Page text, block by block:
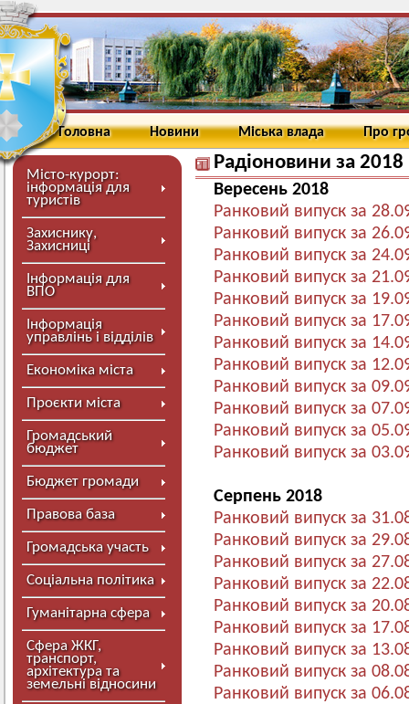
Головна Новини Міська влада Про
Місто-курорт:
інформація для
туристів
Захиснику,
Захисниці
Інформація для
ВПО
Інформація
управлінь і відділів
Економіка міста
Проєкти міста
Громадський
бюджет
Бюджет громади
Правова база
Громадська участь
Соціальна політика
Гуманітарна сфера
Сфера ЖКГ,
транспорт,
архітектура та
земельні відносини
Радіоновини за 2018
Вересень 2018
Ранковий випуск за
Ранковий випуск за
Ранковий випуск за
Ранковий випуск за
Ранковий випуск за
Ранковий випуск за
Ранковий випуск за
Ранковий випуск за
Ранковий випуск за
Ранковий випуск за
Ранковий випуск за
Ранковий випуск за
Серпень 2018
Ранковий випуск за
Ранковий випуск за
Ранковий випуск за
Ранковий випуск за
Ранковий випуск за
Ранковий випуск за
Ранковий випуск за
Ранковий випуск за
Ранковий випуск за